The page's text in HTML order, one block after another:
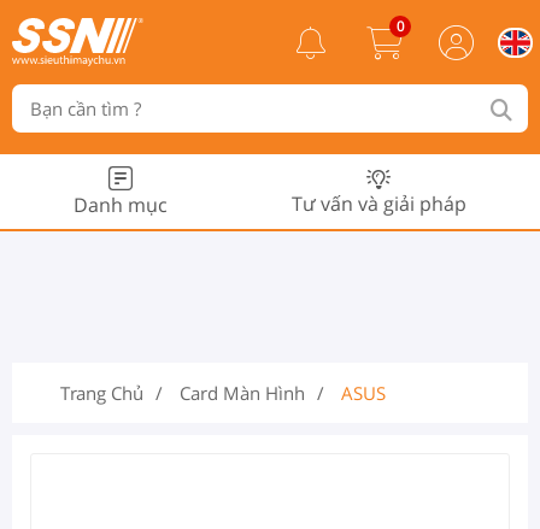
0
Danh mục Tư vấn và giải pháp
Trang Chủ Card Màn Hình ASUS